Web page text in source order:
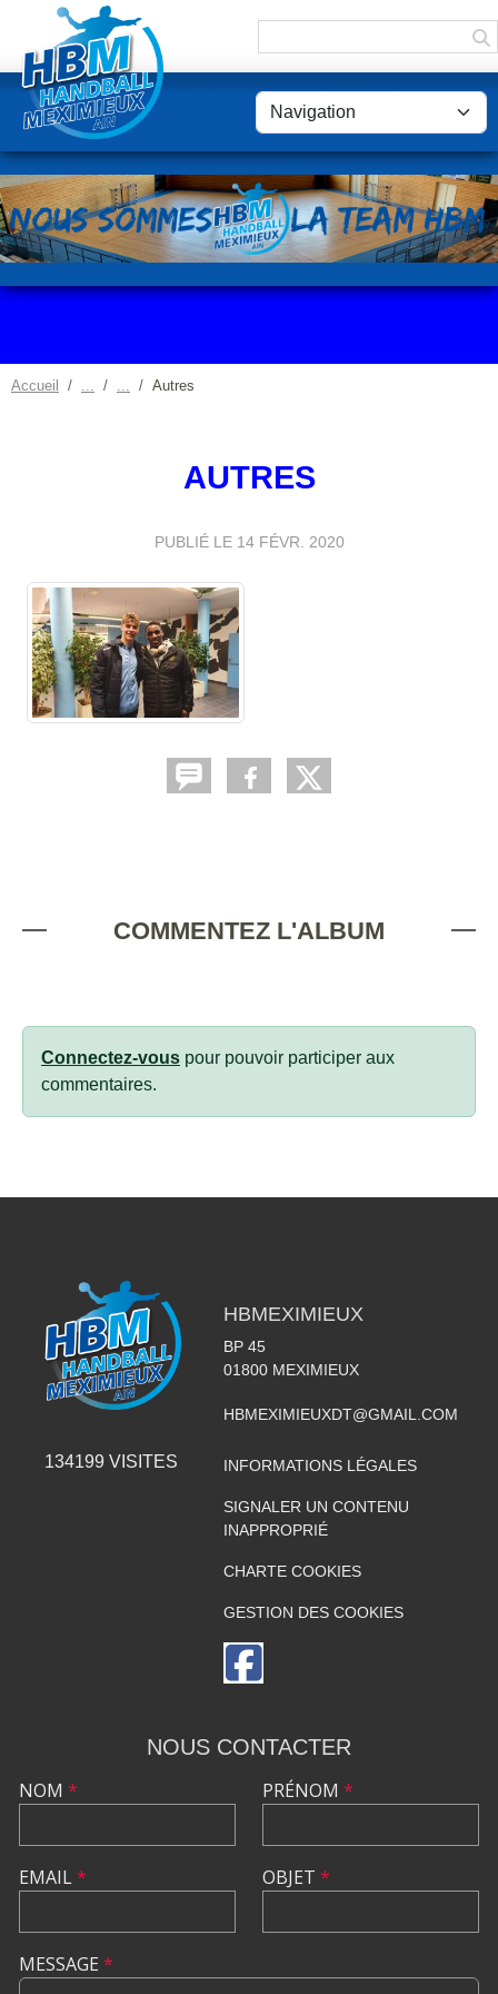
Accueil Autres
AUTRES
PUBLIÉ LE 14 FÉVR. 2020
COMMENTEZ L'ALBUM
Connectez-vous pour pouvoir participer aux
commentaires.
134199 VISITES
HBMEXIMIEUX
BP 45
01800 MEXIMIEUX
HBMEXIMIEUXDT@GMAIL.COM
INFORMATIONS LÉGALES
SIGNALER UN CONTENU
INAPPROPRIÉ
CHARTE COOKIES
GESTION DES COOKIES
NOUS CONTACTER
NOM *
EMAIL*
PRÉNOM *
OBJET *
MESSAGE *
Panneau de gestion des cookies